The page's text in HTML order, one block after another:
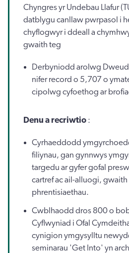
Chyngres yr Undebau Llafur
datblygu canllaw pwrpasol i
chyflogwyr i ddeall a
gwaith teg
Derbyniodd arolwg
nifer record o 5,707 o
cipolwg cyfoethog ar
Denu a recriwtio :
Cyrhaeddodd
filiynau, gan gynnwys
targedu ar gyfer gofal
cartref ac ail-alluogi,
phrentisiaethau.
Cwblhaodd dros 800 o
Cyflwyniad i Ofal
cynigion ymgysylltu
seminarau 'Get Into' yn